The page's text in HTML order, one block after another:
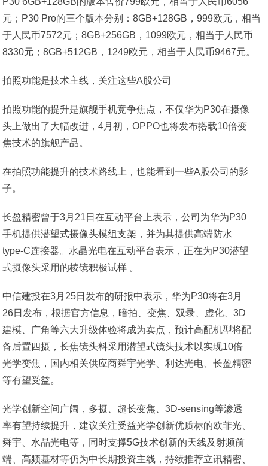
元；P30 Pro的三个版本分别：8GB+128GB，999欧元，相当
于人民币7572元；8GB+256GB，1099欧元，相当于人民币
8330元；8GB+512GB，1249欧元，相当于人民币9467元。
拍照功能是技术主线，关注这些A股公司
拍照功能的提升是旗舰手机竞争焦点，不仅华为P30在摄像
头上做出了大幅改进，4月初，OPPO也将发布搭载10倍变
焦技术的旗舰产品。
在拍照功能提升的技术路线上，也能看到一些A股公司的影
子。
长盈精密曾于3月21日在互动平台上表示，公司为华为P30
手机提供潜望式摄像头模组支架，并为其提供高端防水
type-C连接器。水晶光电在互动平台表示，正在为P30潜望
式摄像头采用的棱镜积极试样 。
中信建投在3月25日发布的研报中表示，华为P30将在3月
26日发布，根据官方信息，暗拍、变焦、双录、虚化、3D
建模、广角等六大升级体验将成为卖点，预计高配机型将配
备后置四摄，长焦镜头料采用潜望式镜头技术以实现10倍
光学变焦，国内相关供应商舜宇光学、利达光电、长盈精密
等有望受益。
光学创新空间广阔，多摄、超长变焦、3D-sensing等渗透
率有望持续提升，建议关注受益光学创新优质标的欧菲光、
舜宇、水晶光电等，同时支撑5G技术创新的天线及射频前
端、高频基材等仍为中长期投资主线，持续推荐立讯精密、